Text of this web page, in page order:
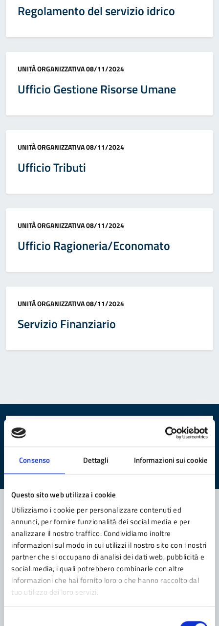
Consenso Dettagli Informazioni sui cookie
Questo sito web utilizza i cookie
Utilizziamo i cookie per personalizzare contenuti ed
annunci, per fornire funzionalità dei social media e per
analizzare il nostro traffico. Condividiamo inoltre
informazioni sul modo in cui utilizzi il nostro sito con i nostri
partner che si occupano di analisi dei dati web, pubblicità e
social media, i quali potrebbero combinarle con altre
informazioni che hai fornito loro o che hanno raccolto dal
tuo utilizzo dei loro servizi.
Regolamento del servizio idrico
Categoria:
UNITÀ ORGANIZZATIVA08/11/2024
Ufficio Gestione Risorse Umane
Categoria:
UNITÀ ORGANIZZATIVA08/11/2024
Ufficio Tributi
Categoria:
UNITÀ ORGANIZZATIVA08/11/2024
Ufficio Ragioneria/Economato
Categoria:
UNITÀ ORGANIZZATIVA08/11/2024
Servizio Finanziario
Quanto sono chiare le informazioni su questa
pagina?
Valuta da 1 a 5 stelle la pagina
Valuta 5 stelle su 5
Valuta 4 stelle su 5
Valuta 3 stelle su 5
Valuta 2 stelle su 5
Valuta 1 stelle su 5
Contatta il comune
Leggi le domande frequenti
Richiedi assistenza
Prenota appuntamento